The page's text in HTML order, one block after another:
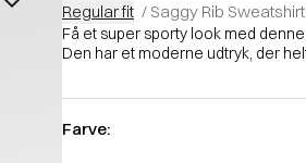
Regular fit / Saggy Rib Sweatshirt
Få et super sporty look med
Den har et moderne udtryk, der
Farve: